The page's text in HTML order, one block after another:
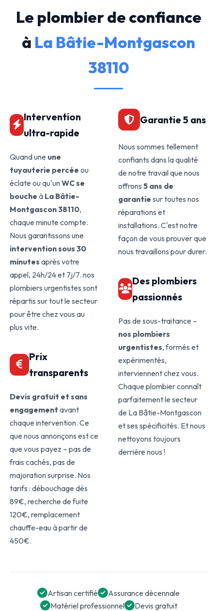
Le plombier de confiance
à La Bâtie-Montgascon
38110
Intervention
ultra-rapide
Quand une une
tuyauterie percée ou
éclate ou qu'unWC se
bouche à La Bâtie-
Montgascon 38110,
chaque minute compte.
Nous garantissons une
intervention sous 30
minutes après votre
appel, 24h/24 et 7j/7. nos
plombiers urgentistes sont
répartis sur tout le secteur
pour être chez vous au
plus vite.
Prix
transparents
Devis gratuit et sans
engagement avant
chaque intervention. Ce
que nous annonçons est ce
que vous payez – pas de
frais cachés, pas de
majoration surprise. Nos
tarifs : débouchage dès
89€, recherche de fuite
120€, remplacement
chauffe-eau à partir de
450€.
Garantie 5 ans
Nous sommes tellement
confiants dans la qualité
de notre travail que nous
offrons 5 ans de
garantie sur toutes nos
réparations et
installations. C'est notre
façon de vous prouver que
nous travaillons pour durer.
Des plombiers
passionnés
Pas de sous-traitance –
nos plombiers
urgentistes, formés et
expérimentés,
interviennent chez vous.
Chaque plombier connaît
parfaitement le secteur
de La Bâtie-Montgascon
et ses spécificités. Et nous
nettoyons toujours
derrière nous !
Artisan certifié
Assurance décennale
Matériel professionnel
Devis gratuit